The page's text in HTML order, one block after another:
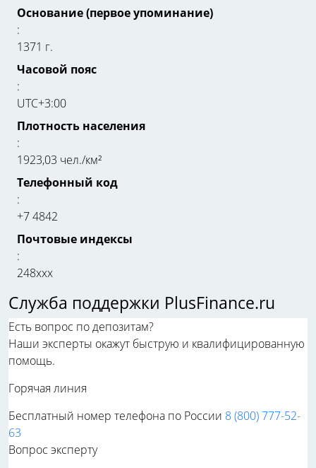
Основание (первое упоминание)
:
1371 г.
Часовой пояс
:
UTC+3:00
Плотность населения
:
1923,03 чел./км²
Телефонный код
:
+7 4842
Почтовые индексы
:
248xxx
Служба поддержки PlusFinance.ru
Есть вопрос по депозитам?
Наши эксперты окажут быструю и квалифицированную
помощь.
Горячая линия
Бесплатный номер телефона по России 8 (800) 777-52-
63
Вопрос эксперту